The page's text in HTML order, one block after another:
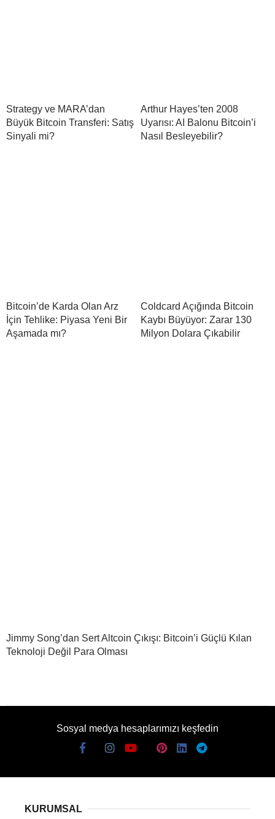
Strategy ve MARA’dan
Büyük Bitcoin Transferi: Satış
Sinyali mi?
Arthur Hayes’ten 2008
Uyarısı: AI Balonu Bitcoin’i
Nasıl Besleyebilir?
Bitcoin’de Karda Olan Arz
İçin Tehlike: Piyasa Yeni Bir
Aşamada mı?
Coldcard Açığında Bitcoin
Kaybı Büyüyor: Zarar 130
Milyon Dolara Çıkabilir
Jimmy Song’dan Sert Altcoin Çıkışı: Bitcoin’i Güçlü Kılan
Teknoloji Değil Para Olması
Sosyal medya hesaplarımızı keşfedin
KURUMSAL